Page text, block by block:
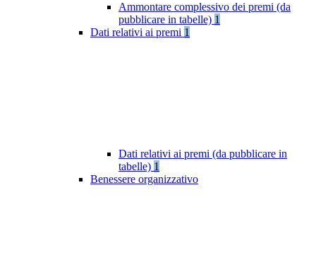
Ammontare complessivo dei premi (da
pubblicare in tabelle) 1
Dati relativi ai premi 1
Dati relativi ai premi (da pubblicare in
tabelle) 1
Benessere organizzativo